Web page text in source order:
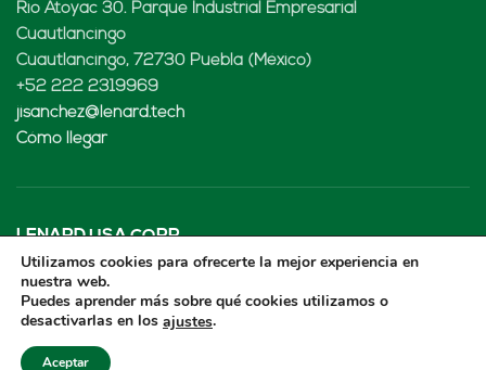
Rio Atoyac 30. Parque Industrial Empresarial
Cuautlancingo
Cuautlancingo, 72730 Puebla (México)
+52 222 2319969
jisanchez@lenard.tech
Cómo llegar
LENARD USA CORP
2655-Lejeune Rd., Suite 810
Coral Gables, FL. 33134 (USA
fcastejon@lenard.tech
Utilizamos cookies para ofrecerte la mejor experiencia en
nuestra web.
Puedes aprender más sobre qué cookies utilizamos o
desactivarlas en los ajustes.
Aceptar